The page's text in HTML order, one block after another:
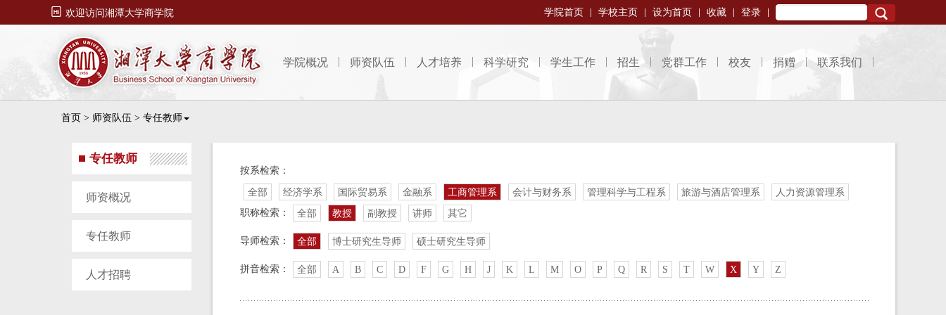
 欢迎访问湘潭大学商学院 学院首页 学校主页 设为首页 收藏 登录
学院概况 师资队伍 人才培养 科学研究 学生工作 招生 党群工作 校友 捐赠 联系我们
首页 > 师资队伍 > 专任教师
专任教师
师资概况
专任教师
人才招聘
按系检索：
全部 经济学系 国际贸易系 金融系 工商管理系 会计与财务系 管理科学与工程系 旅游与酒店管理系
人力资源管理系
职称检索：
全部 教授 副教授 讲师 其它
导师检索： 全部 博士研究生导师 硕士研究生导师
拼音检索： 全部 A B C D F G H J K L M O P Q R S T W X Y Z